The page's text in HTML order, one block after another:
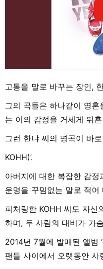
고통을 말로 바꾸는 장인,
그의 곡들은 하나같이 영
는 이의 감정을 거세게 뒤
그런 한냐 씨의 명곡이 바
KOHH)’.
아버지에 대한 복잡한 감정
운명을 꾸밈없는 말로 적어
피처링한 KOHH 씨도 자신
하며, 두 사람의 대비가 가
2014년 7월에 발매된 앨범
팬들 사이에서 오랫동안 사